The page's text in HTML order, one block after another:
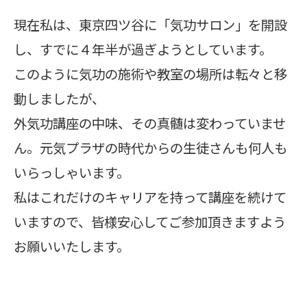
現在私は、東京四ツ谷に「気功サロン」を開設
し、すでに４年半が過ぎようとしています。
このように気功の施術や教室の場所は転々と移
動しましたが、
外気功講座の中味、その真髄は変わっていませ
ん。元気プラザの時代からの生徒さんも何人も
いらっしゃいます。
私はこれだけのキャリアを持って講座を続けて
いますので、皆様安心してご参加頂きますよう
お願いいたします。